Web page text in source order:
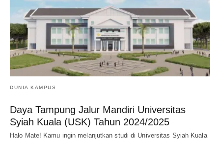
DUNIA KAMPUS
Daya Tampung Jalur Mandiri Universitas
Syiah Kuala (USK) Tahun 2024/2025
Halo Mate! Kamu ingin melanjutkan studi di Universitas Syiah Kuala